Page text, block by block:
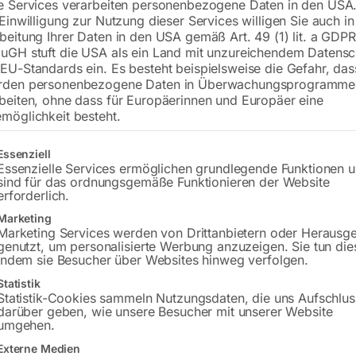
€21.900,00
inkl. MwSt. zzgl. Versandkosten
Lieferzeit:Auf Nachfrage
Bitte beachten Sie: Die Versandkosten
In den
Sie haben
Gerne
Services verarbeiten personenbezogene Daten in den
zur Nutzung dieser Services willigen Sie auch
Ihrer Daten in den USA gemäß Art. 49 (1) lit. a
stuft die USA als ein Land mit unzureichendem
Standards ein. Es besteht beispielsweise die Gefahr,
personenbezogene Daten in
ohne dass für Europäerinnen und Europäer eine
besteht.
eine Liste der Service-Gruppen, für die eine Einwilligung erteilt
Services ermöglichen grundlegende Funktionen
für das ordnungsgemäße Funktionieren der Website
Services werden von Drittanbietern oder
um personalisierte Werbung anzuzeigen. Sie tun
sie Besucher über Websites hinweg verfolgen.
Cookies sammeln Nutzungsdaten, die uns
geben, wie unsere Besucher mit unserer Website
Medien